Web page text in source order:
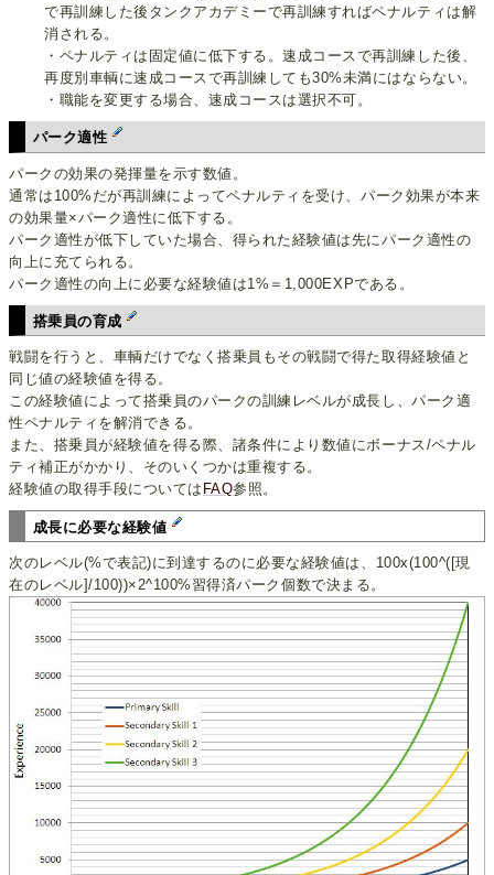
で再訓練した後タンクアカデミーで再訓練すればペナルティは解
消される。
・ペナルティは固定値に低下する。速成コースで再訓練した後、
再度別車輌に速成コースで再訓練しても30%未満にはならない。
・職能を変更する場合、速成コースは選択不可。
パーク適性
パークの効果の発揮量を示す数値。
通常は100%だが再訓練によってペナルティを受け、パーク効果が本来
の効果量×パーク適性に低下する。
パーク適性が低下していた場合、得られた経験値は先にパーク適性の
向上に充てられる。
パーク適性の向上に必要な経験値は1%＝1,000EXPである。
搭乗員の育成
戦闘を行うと、車輌だけでなく搭乗員もその戦闘で得た取得経験値と
同じ値の経験値を得る。
この経験値によって搭乗員のパークの訓練レベルが成長し、パーク適
性ペナルティを解消できる。
また、搭乗員が経験値を得る際、諸条件により数値にボーナス/ペナル
ティ補正がかかり、そのいくつかは重複する。
経験値の取得手段については FAQ参照。
成長に必要な経験値
次のレベル(%で表記)に到達するのに必要な経験値は、100x(100^([現
在のレベル]/100))×2^100%習得済パーク個数で決まる。